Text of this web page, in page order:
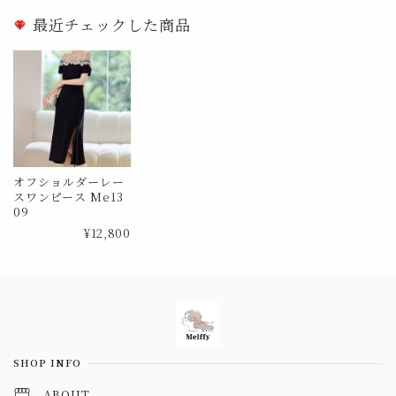
最近チェックした商品
オフショルダーレー
スワンピース Me13
09
¥12,800
SHOP INFO